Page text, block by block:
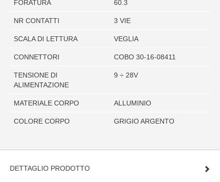
FORATURA 60.3
NR CONTATTI 3 VIE
SCALA DI LETTURA VEGLIA
CONNETTORI COBO 30-16-08411
TENSIONE DI
ALIMENTAZIONE
9 ÷ 28V
MATERIALE CORPO ALLUMINIO
COLORE CORPO GRIGIO ARGENTO
DETTAGLIO PRODOTTO